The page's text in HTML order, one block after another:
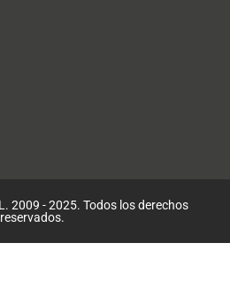
2009 - 2025. Todos los derechos
reservados.